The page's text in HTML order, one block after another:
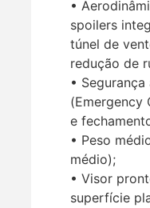
•
spoilers
túnel de
redução de
• Segurança
(Emergency
e
• Peso
médio);
• Visor
superfície